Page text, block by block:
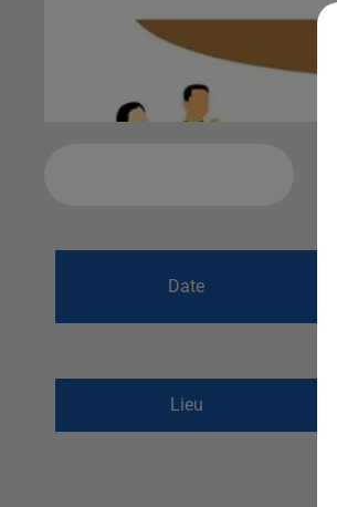
Date
Lieu